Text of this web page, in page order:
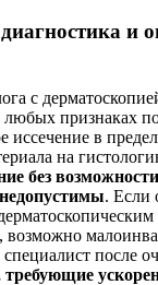
и
с
признаках
иссечение в
на
без
. Если
возможно
после